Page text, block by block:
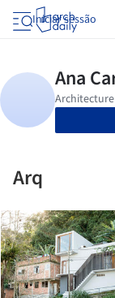
Iniciar sessão
Arq